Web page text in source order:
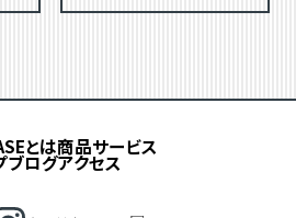
とは商品サービス
ブログアクセス